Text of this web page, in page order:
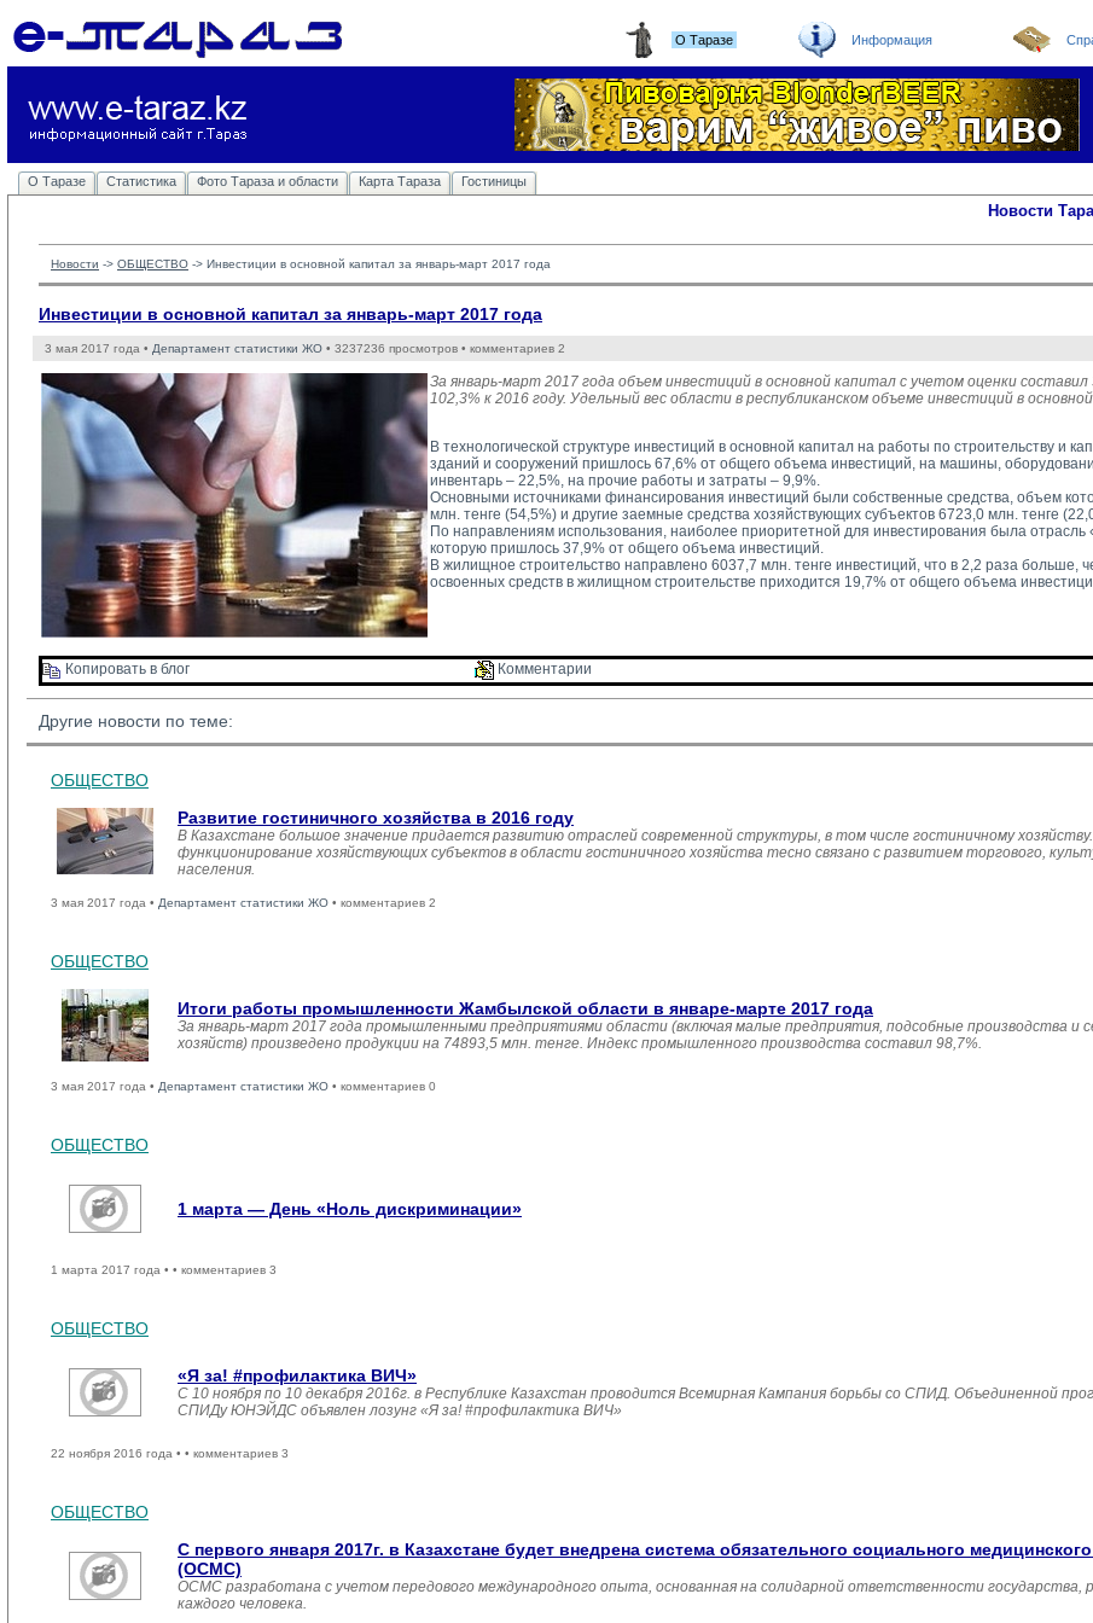
О Таразе Информация
О Таразе Статистика Фото Тараза и области Карта Тараза Гостиницы
Новости
Новости -> ОБЩЕСТВО -> Инвестиции в основной капитал за январь-март 2017 года
Инвестиции в основной капитал за январь-март 2017 года
3 мая 2017 года • Департамент статистики ЖО • 3237236 просмотров • комментариев 2
За январь-март 2017 года объем инвестиций в основной капитал с учетом оценки
102,3% к 2016 году. Удельный вес области в республиканском объеме инвестиций в
В технологической структуре инвестиций в основной капитал на работы по строительству и
зданий и сооружений пришлось 67,6% от общего объема инвестиций, на машины,
инвентарь – 22,5%, на прочие работы и затраты – 9,9%.
Основными источниками финансирования инвестиций были собственные средства, объем
млн. тенге (54,5%) и другие заемные средства хозяйствующих субъектов 6723,0 млн. тенге
По направлениям использования, наиболее приоритетной для инвестирования была
которую пришлось 37,9% от общего объема инвестиций.
В жилищное строительство направлено 6037,7 млн. тенге инвестиций, что в 2,2 раза больше,
освоенных средств в жилищном строительстве приходится 19,7% от общего объема
Копировать в блог Комментарии
Другие новости по теме:
ОБЩЕСТВО
Развитие гостиничного хозяйства в 2016 году
В Казахстане большое значение придается развитию отраслей современной структуры, в том числе гостиничному
функционирование хозяйствующих субъектов в области гостиничного хозяйства тесно связано с развитием торгового,
населения.
3 мая 2017 года • Департамент статистики ЖО • комментариев 2
ОБЩЕСТВО
Итоги работы промышленности Жамбылской области в январе-марте 2017 года
За январь-март 2017 года промышленными предприятиями области (включая малые предприятия, подсобные производства и
хозяйств) произведено продукции на 74893,5 млн. тенге. Индекс промышленного производства составил 98,7%.
3 мая 2017 года • Департамент статистики ЖО • комментариев 0
ОБЩЕСТВО
1 марта — День «Ноль дискриминации»
1 марта 2017 года • • комментариев 3
ОБЩЕСТВО
«Я за! #профилактика ВИЧ»
С 10 ноября по 10 декабря 2016г. в Республике Казахстан проводится Всемирная Кампания борьбы со СПИД. Объединенной
СПИДу ЮНЭЙДС объявлен лозунг «Я за! #профилактика ВИЧ»
22 ноября 2016 года • • комментариев 3
ОБЩЕСТВО
С первого января 2017г. в Казахстане будет внедрена система обязательного социального
(ОСМС)
ОСМС разработана с учетом передового международного опыта, основанная на солидарной ответственности государства,
каждого человека.